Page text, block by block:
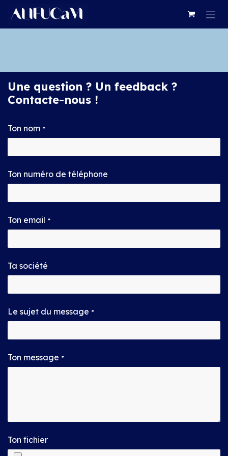
Se rendre au contenu
Une question ? Un feedback ?
Contacte-nous !
Ton nom *
Ton numéro de téléphone
Ton email *
Ta société
Le sujet du message *
Ton message *
Ton fichier